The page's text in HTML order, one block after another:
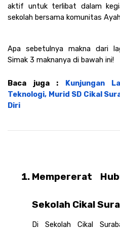
aktif untuk terlibat dalam
sekolah bersama komunitas
Apa sebetulnya makna dari
Simak 3 maknanya di bawah ini!
Baca juga : Kunjungan
Teknologi, Murid SD Cikal
Diri
Mempererat
Sekolah Cikal
Di Sekolah Cikal